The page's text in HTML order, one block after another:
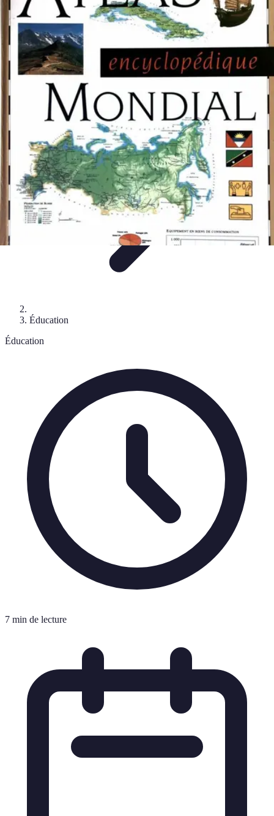
Atlas Géographique
TendancesPerception et UtilisationGuide d'achat
Éducation et
ApprentissageAtlas Thématiques
Atlas Géographique
Éducation
Éducation
7 min de lecture